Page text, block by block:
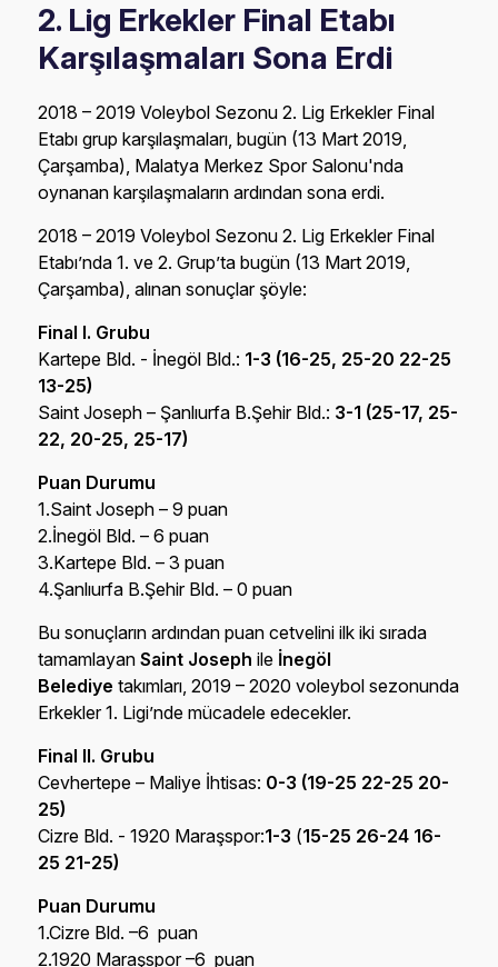
2. Lig Erkekler Final Etabı
Karşılaşmaları Sona Erdi
2018 – 2019 Voleybol Sezonu 2. Lig Erkekler Final
Etabı grup karşılaşmaları, bugün (13 Mart 2019,
Çarşamba), Malatya Merkez Spor Salonu'nda
oynanan karşılaşmaların ardından sona erdi.
2018 – 2019 Voleybol Sezonu 2. Lig Erkekler Final
Etabı’nda 1. ve 2. Grup’ta bugün (13 Mart 2019,
Çarşamba), alınan sonuçlar şöyle:
Final I. Grubu
Kartepe Bld. - İnegöl Bld.: 1-3 (16-25, 25-20 22-25
13-25)
Saint Joseph – Şanlıurfa B.Şehir Bld.: 3-1 (25-17, 25-
22, 20-25, 25-17)
Puan Durumu
1.Saint Joseph – 9 puan
2.İnegöl Bld. – 6 puan
3.Kartepe Bld. – 3 puan
4.Şanlıurfa B.Şehir Bld. – 0 puan
Bu sonuçların ardından puan cetvelini ilk iki sırada
tamamlayanSaint Joseph ile İnegöl
Belediyetakımları, 2019 – 2020 voleybol sezonunda
Erkekler 1. Ligi’nde mücadele edecekler.
Final II. Grubu
Cevhertepe – Maliye İhtisas: 0-3 (19-25 22-25 20-
25)
Cizre Bld. - 1920 Maraşspor:1-3 (15-25 26-24 16-
25 21-25)
Puan Durumu
1.Cizre Bld. –6 puan
2.1920 Maraşspor –6 puan